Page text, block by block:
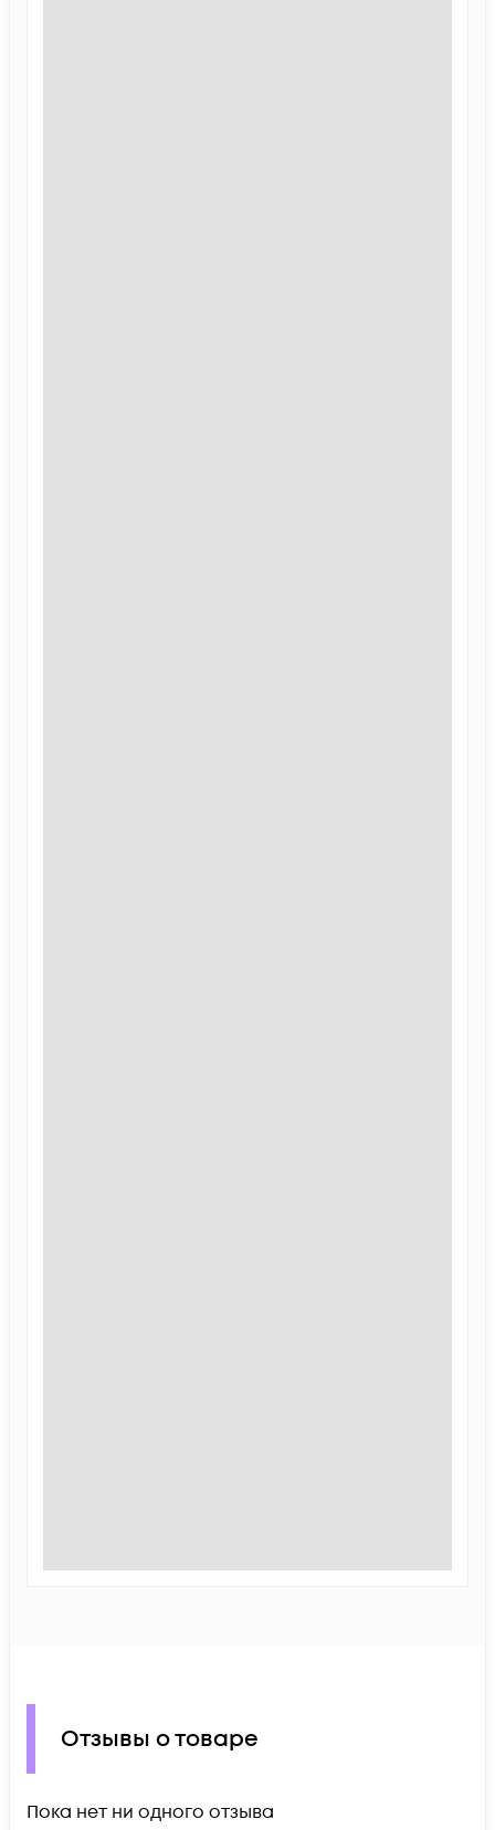
Отзывы о товаре
Пока нет ни одного отзыва